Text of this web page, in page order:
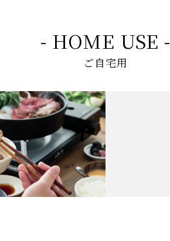
- HOME USE -
ご自宅用